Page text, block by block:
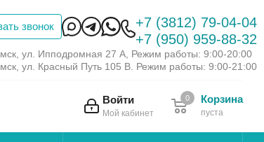
звонок
+7 (3812) 79-04-04
+7 (950) 959-88-32
ул. Ипподромная 27 А, Режим работы: 9:00-20:00
ул. Красный Путь 105 В. Режим работы: 9:00-21:00
Войти
Мой кабинет
Корзина
пуста
0